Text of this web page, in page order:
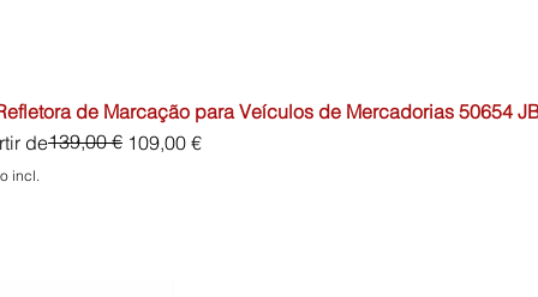
de Marcação para Veículos de Mercadorias 50654
de
normal139,00 € 109,00 €
promocional
incl.